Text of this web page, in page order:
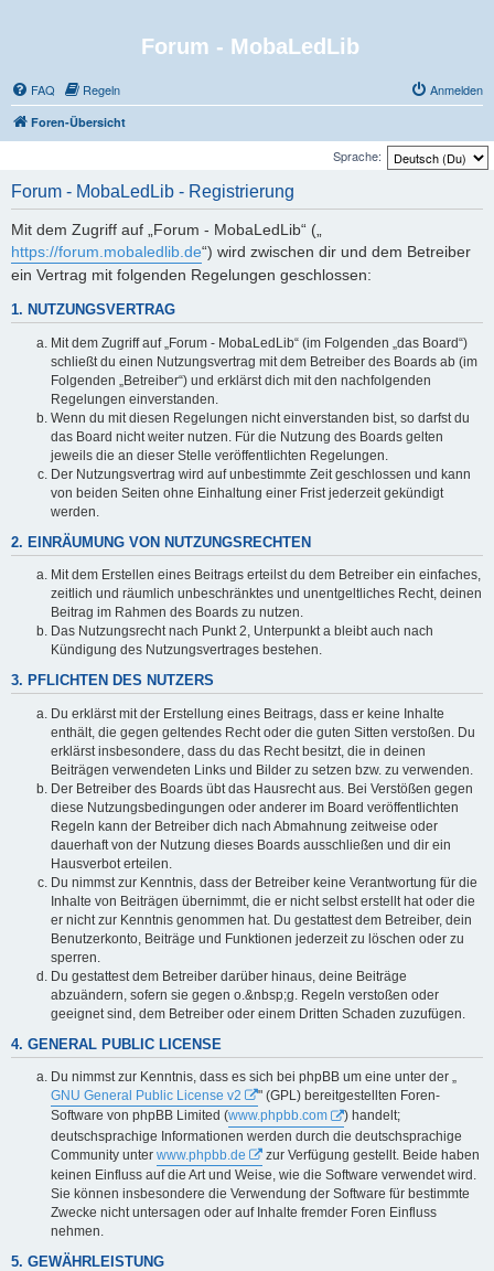
Forum - MobaLedLib
FAQ Regeln Anmelden
Foren-Übersicht
Sprache:
Forum - MobaLedLib - Registrierung
Mit dem Zugriff auf „Forum - MobaLedLib“ („
https://forum.mobaledlib.de“) wird zwischen dir und dem Betreiber
ein Vertrag mit folgenden Regelungen geschlossen:
1. NUTZUNGSVERTRAG
Mit dem Zugriff auf „Forum - MobaLedLib“ (im Folgenden „das Board“)
schließt du einen Nutzungsvertrag mit dem Betreiber des Boards ab (im
Folgenden „Betreiber“) und erklärst dich mit den nachfolgenden
Regelungen einverstanden.
Wenn du mit diesen Regelungen nicht einverstanden bist, so darfst du
das Board nicht weiter nutzen. Für die Nutzung des Boards gelten
jeweils die an dieser Stelle veröffentlichten Regelungen.
Der Nutzungsvertrag wird auf unbestimmte Zeit geschlossen und kann
von beiden Seiten ohne Einhaltung einer Frist jederzeit gekündigt
werden.
2. EINRÄUMUNG VON NUTZUNGSRECHTEN
Mit dem Erstellen eines Beitrags erteilst du dem Betreiber ein einfaches,
zeitlich und räumlich unbeschränktes und unentgeltliches Recht, deinen
Beitrag im Rahmen des Boards zu nutzen.
Das Nutzungsrecht nach Punkt 2, Unterpunkt a bleibt auch nach
Kündigung des Nutzungsvertrages bestehen.
3. PFLICHTEN DES NUTZERS
Du erklärst mit der Erstellung eines Beitrags, dass er keine Inhalte
enthält, die gegen geltendes Recht oder die guten Sitten verstoßen. Du
erklärst insbesondere, dass du das Recht besitzt, die in deinen
Beiträgen verwendeten Links und Bilder zu setzen bzw. zu verwenden.
Der Betreiber des Boards übt das Hausrecht aus. Bei Verstößen gegen
diese Nutzungsbedingungen oder anderer im Board veröffentlichten
Regeln kann der Betreiber dich nach Abmahnung zeitweise oder
dauerhaft von der Nutzung dieses Boards ausschließen und dir ein
Hausverbot erteilen.
Du nimmst zur Kenntnis, dass der Betreiber keine Verantwortung für die
Inhalte von Beiträgen übernimmt, die er nicht selbst erstellt hat oder die
er nicht zur Kenntnis genommen hat. Du gestattest dem Betreiber, dein
Benutzerkonto, Beiträge und Funktionen jederzeit zu löschen oder zu
sperren.
Du gestattest dem Betreiber darüber hinaus, deine Beiträge
abzuändern, sofern sie gegen o.&nbsp;g. Regeln verstoßen oder
geeignet sind, dem Betreiber oder einem Dritten Schaden zuzufügen.
4. GENERAL PUBLIC LICENSE
Du nimmst zur Kenntnis, dass es sich bei phpBB um eine unter der „
GNU General Public License v2
" (GPL) bereitgestellten Foren-
Software von phpBB Limited (www.phpbb.com
) handelt;
deutschsprachige Informationen werden durch die deutschsprachige
Community unter www.phpbb.de
zur Verfügung gestellt. Beide haben
keinen Einfluss auf die Art und Weise, wie die Software verwendet wird.
Sie können insbesondere die Verwendung der Software für bestimmte
Zwecke nicht untersagen oder auf Inhalte fremder Foren Einfluss
nehmen.
5. GEWÄHRLEISTUNG